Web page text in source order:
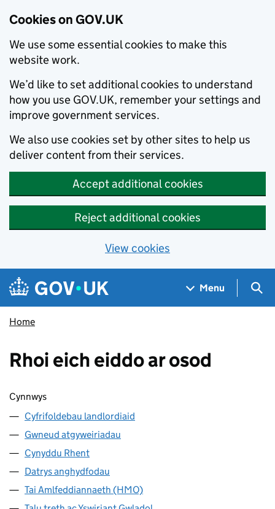
Cookies on GOV.UK
We use some essential cookies to make this
website work.
We’d like to set additional cookies to understand
how you use GOV.UK, remember your settings and
improve government services.
We also use cookies set by other sites to help us
deliver content from their services.
Accept additional cookies
Reject additional cookies
View cookies
Skip to main content
Navigation menu
Menu
Home
Rhoi eich eiddo ar osod
Sgipio cynnwys
Cynnwys
Cyfrifoldebau landlordiaid
Gwneud atgyweiriadau
Cynyddu Rhent
Datrys anghydfodau
Tai Amlfeddiannaeth (HMO)